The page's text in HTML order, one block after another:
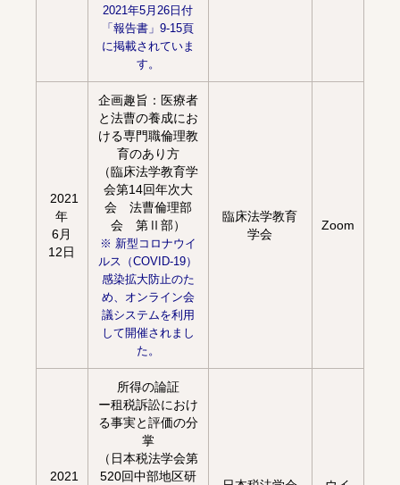
2021年5月26日付
「報告書」9-15頁
に掲載されていま
す。
2021
年
6月
12日
企画趣旨：医療者
と法曹の養成にお
ける専門職倫理教
育のあり方
（臨床法学教育学
会第14回年次大
会 法曹倫理部
会 第Ⅱ部）
※ 新型コロナウイ
ルス（COVID-19）
感染拡大防止のた
め、オンライン会
議システムを利用
して開催されまし
た。
臨床法学教育
学会
Zoom
2021
所得の論証
ー租税訴訟におけ
る事実と評価の分
掌
（日本税法学会第
520回中部地区研